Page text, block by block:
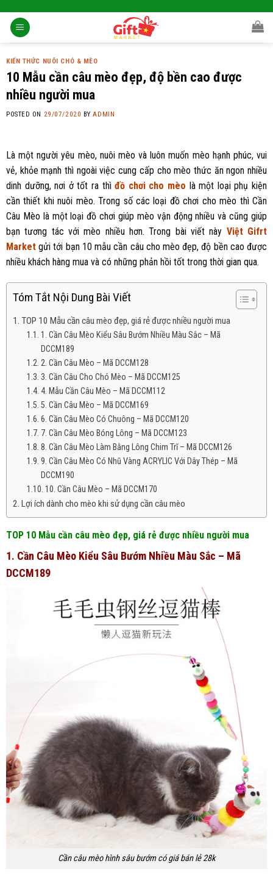
content
KIẾN THỨC NUÔI CHÓ & MÈO
10 Mẫu cần câu mèo đẹp, độ bền cao được
nhiều người mua
POSTED ON 29/07/2020 BYADMIN
Là một người yêu mèo, nuôi mèo và luôn muốn mèo hạnh phúc, vui
vẻ, khỏe mạnh thì ngoài việc cung cấp cho mèo thức ăn ngon nhiều
dinh dưỡng, nơi ở tốt ra thìđồ chơi cho mèo là một loại phụ kiện
cần thiết khi nuôi mèo. Trong số các loại đồ chơi cho mèo thì Cần
Câu Mèo là một loại đồ chơi giúp mèo vận động nhiều và cũng giúp
bạn tương tác với mèo nhiều hơn. Trong bài viết này Việt Gifrt
Market gửi tới bạn 10 mẫu cần câu cho mèo đẹp, độ bền cao được
nhiều khách hàng mua và có những phản hồi tốt trong thời gian qua.
Tóm Tắt Nội Dung Bài Viết
TOP 10 Mẫu cần câu mèo đẹp, giá rẻ được nhiều người mua
1. Cần Câu Mèo Kiểu Sâu Bướm Nhiều Màu Sắc – Mã
DCCM189
2. Cần Câu Mèo – Mã DCCM128
3. Cần Câu Cho Chó Mèo – Mã DCCM125
4. Mẫu Cần Câu Mèo – Mã DCCM112
5. Cần Câu Mèo – Mã DCCM169
6. Cần Câu Mèo Có Chuông – Mã DCCM120
7. Cần Câu Mèo Bóng Lông – Mã DCCM123
8. Cần Câu Mèo Làm Bằng Lông Chim Trĩ – Mã DCCM126
9. Cần Câu Mèo Có Nhũ Vàng ACRYLIC Với Dây Thép – Mã
DCCM190
10. Cần Câu Mèo – Mã DCCM170
Lợi ích dành cho mèo khi sử dụng cần câu mèo
TOP 10 Mẫu cần câu mèo đẹp, giá rẻ được nhiều người mua
1. Cần Câu Mèo Kiểu Sâu Bướm Nhiều Màu Sắc – Mã
DCCM189
Cần câu mèo hình sâu bướm có giá bán lẻ 28k